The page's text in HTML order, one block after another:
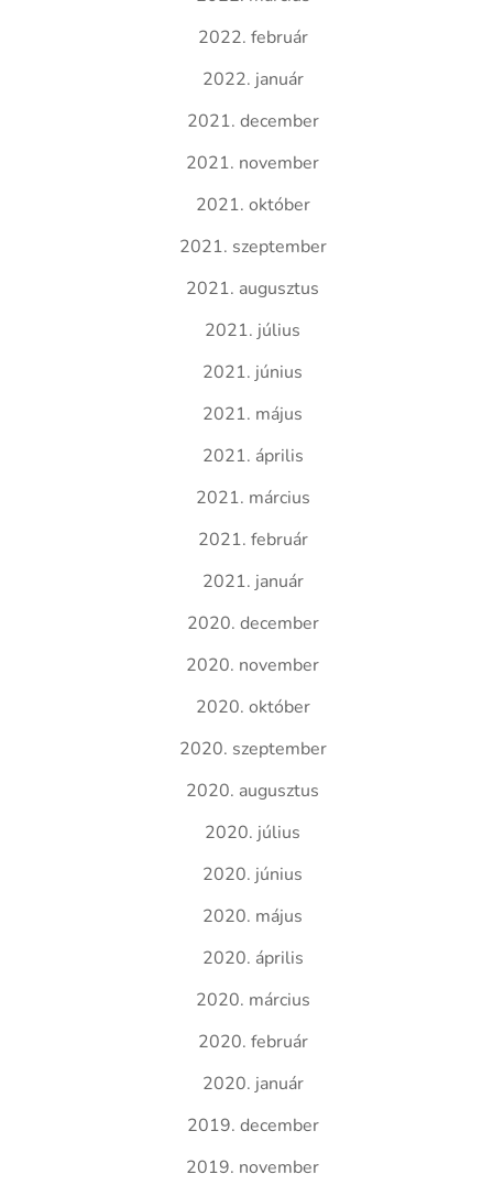
2022. február
2022. január
2021. december
2021. november
2021. október
2021. szeptember
2021. augusztus
2021. július
2021. június
2021. május
2021. április
2021. március
2021. február
2021. január
2020. december
2020. november
2020. október
2020. szeptember
2020. augusztus
2020. július
2020. június
2020. május
2020. április
2020. március
2020. február
2020. január
2019. december
2019. november